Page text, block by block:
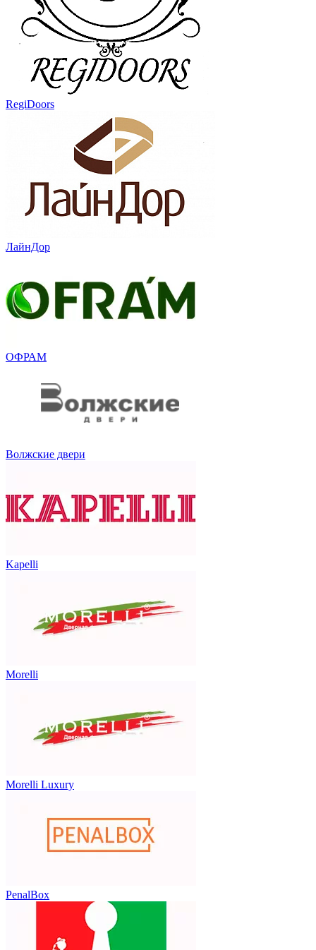
RegiDoors
ЛайнДор
ОФРАМ
Волжские двери
Kapelli
Morelli
Morelli Luxury
PenalBox